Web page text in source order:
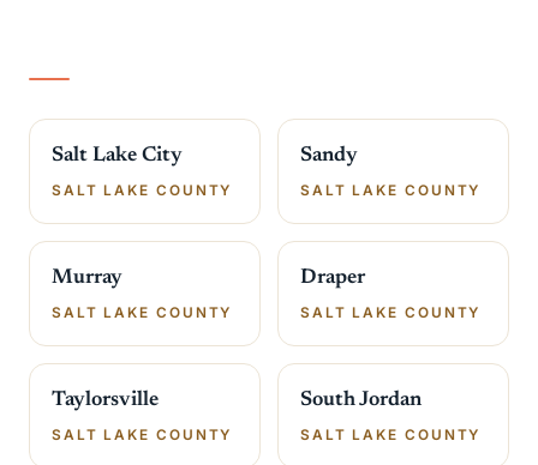
Salt Lake City
SALT LAKE COUNTY
Sandy
SALT LAKE COUNTY
Murray
SALT LAKE COUNTY
Draper
SALT LAKE COUNTY
Taylorsville
SALT LAKE COUNTY
South Jordan
SALT LAKE COUNTY